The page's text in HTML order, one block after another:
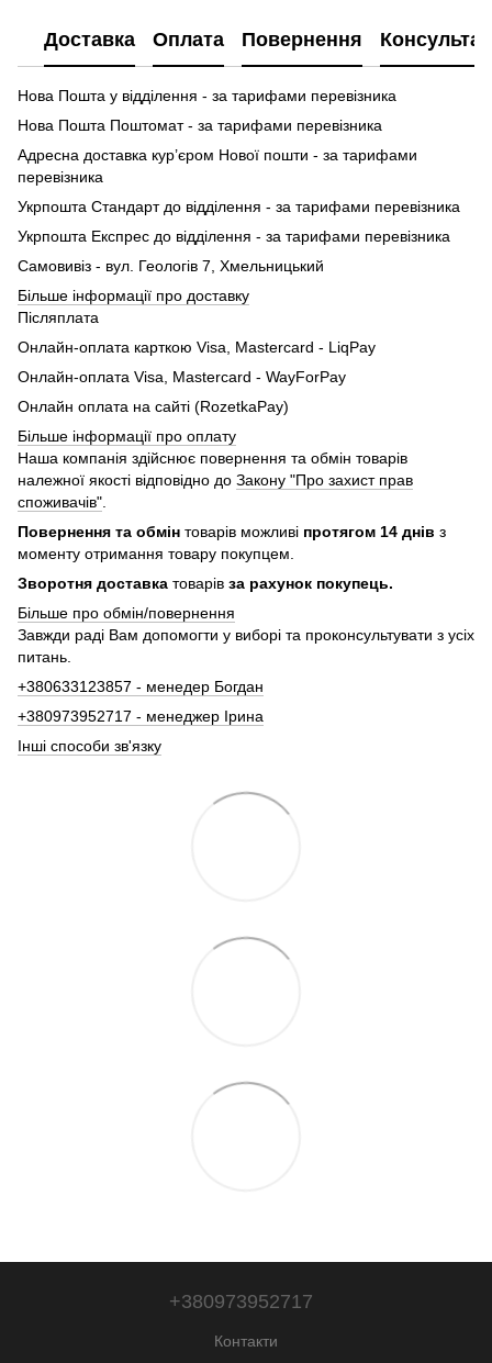
Доставка Оплата Повернення
Нова Пошта у відділення - за тарифами перевізника
Нова Пошта Поштомат - за тарифами перевізника
Адресна доставка кур’єром Нової пошти - за тарифами
перевізника
Укрпошта Стандарт до відділення - за тарифами перевізника
Укрпошта Експрес до відділення - за тарифами перевізника
Самовивіз - вул. Геологів 7, Хмельницький
Більше інформації про доставку
Післяплата
Онлайн-оплата карткою Visa, Mastercard - LiqPay
Онлайн-оплата Visa, Mastercard - WayForPay
Онлайн оплата на сайті (RozetkaPay)
Більше інформації про оплату
Наша компанія здійснює повернення та обмін товарів
належної якості відповідно до Закону "Про захист прав
споживачів"
Повернення та обмін товарів можливі протягом 14 днів з
моменту отримання товару покупцем.
Зворотня доставка товарів за рахунок покупець.
Більше про обмін/повернення
Завжди раді Вам допомогти у виборі та проконсультувати з усіх
питань.
+380633123857 - менедер Богдан
+380973952717 - менеджер Ірина
Інші способи зв'язку
+380973952717
Контакти